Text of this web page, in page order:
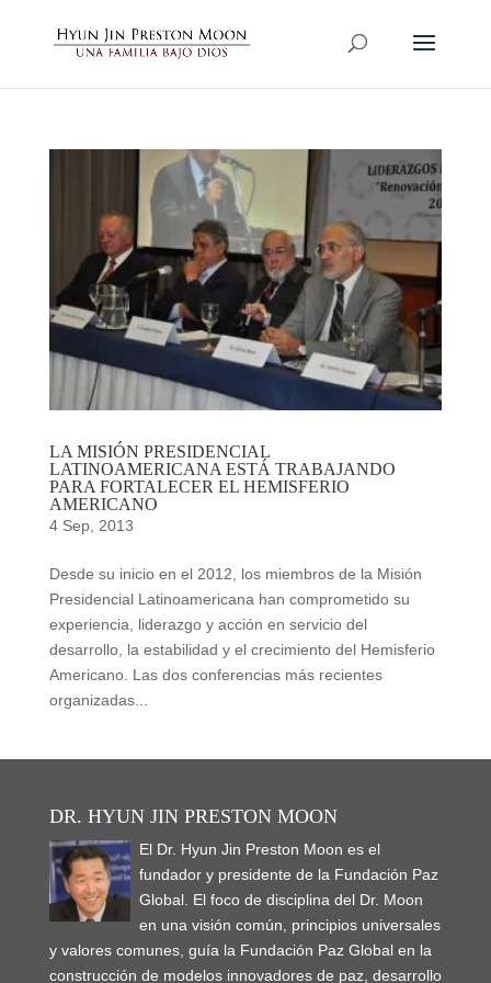
LA MISIÓN PRESIDENCIAL
LATINOAMERICANA ESTÁ TRABAJANDO
PARA FORTALECER EL HEMISFERIO
AMERICANO
4 Sep, 2013
Desde su inicio en el 2012, los miembros de la Misión
Presidencial Latinoamericana han comprometido su
experiencia, liderazgo y acción en servicio del
desarrollo, la estabilidad y el crecimiento del Hemisferio
Americano. Las dos conferencias más recientes
organizadas...
DR. HYUN JIN PRESTON MOON
El Dr. Hyun Jin Preston Moon es el
fundador y presidente de la Fundación Paz
Global. El foco de disciplina del Dr. Moon
en una visión común, principios universales
y valores comunes, guía la Fundación Paz Global en la
construcción de modelos innovadores de paz, desarrollo